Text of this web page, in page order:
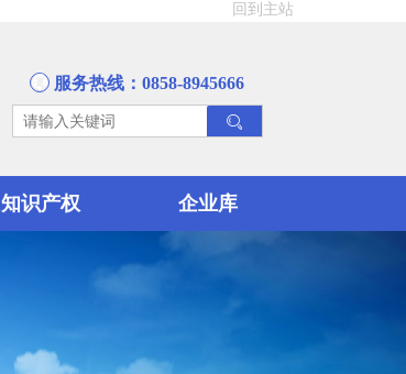
回到主站
服务热线：0858-8945666
知识产权 企业库